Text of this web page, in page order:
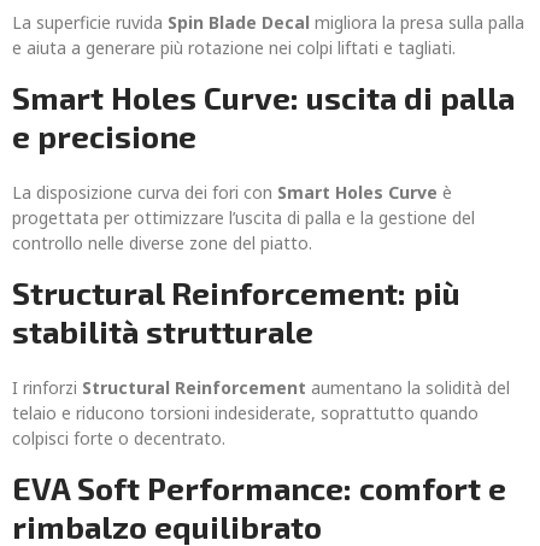
La superficie ruvida Spin Blade Decal migliora la presa sulla palla
e aiuta a generare più rotazione nei colpi liftati e tagliati.
Smart Holes Curve: uscita di palla
e precisione
La disposizione curva dei fori con Smart Holes Curve è
progettata per ottimizzare l’uscita di palla e la gestione del
controllo nelle diverse zone del piatto.
Structural Reinforcement: più
stabilità strutturale
I rinforzi Structural Reinforcement aumentano la solidità del
telaio e riducono torsioni indesiderate, soprattutto quando
colpisci forte o decentrato.
EVA Soft Performance: comfort e
rimbalzo equilibrato